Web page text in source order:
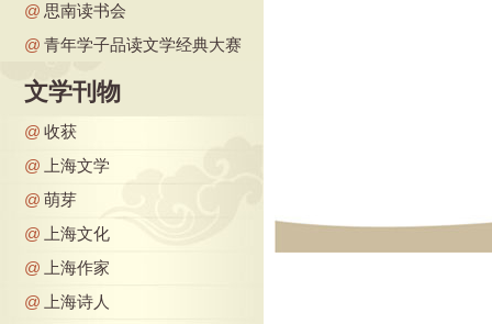
@ 思南读书会
@ 青年学子品读文学经典大赛
文学刊物
@ 收获
@
上海文学
@ 萌芽
@
上海文化
@
上海作家
@
上海诗人